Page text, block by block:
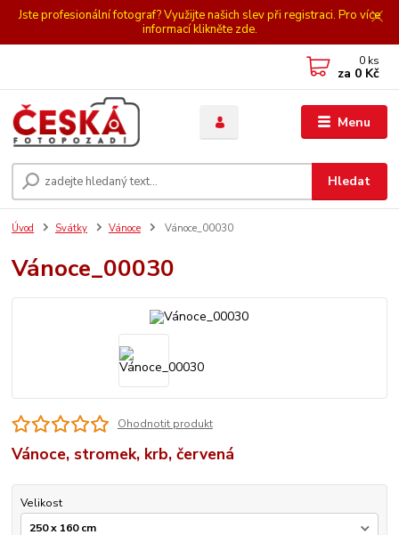
Jste profesionální fotograf? Využijte našich slev při registraci. Pro více
informací klikněte zde.
Menu
Hledat
0 ks
za 0 Kč
Úvod Svátky Vánoce Vánoce_00030
Vánoce_00030
Ohodnotit produkt
Vánoce, stromek, krb, červená
Velikost